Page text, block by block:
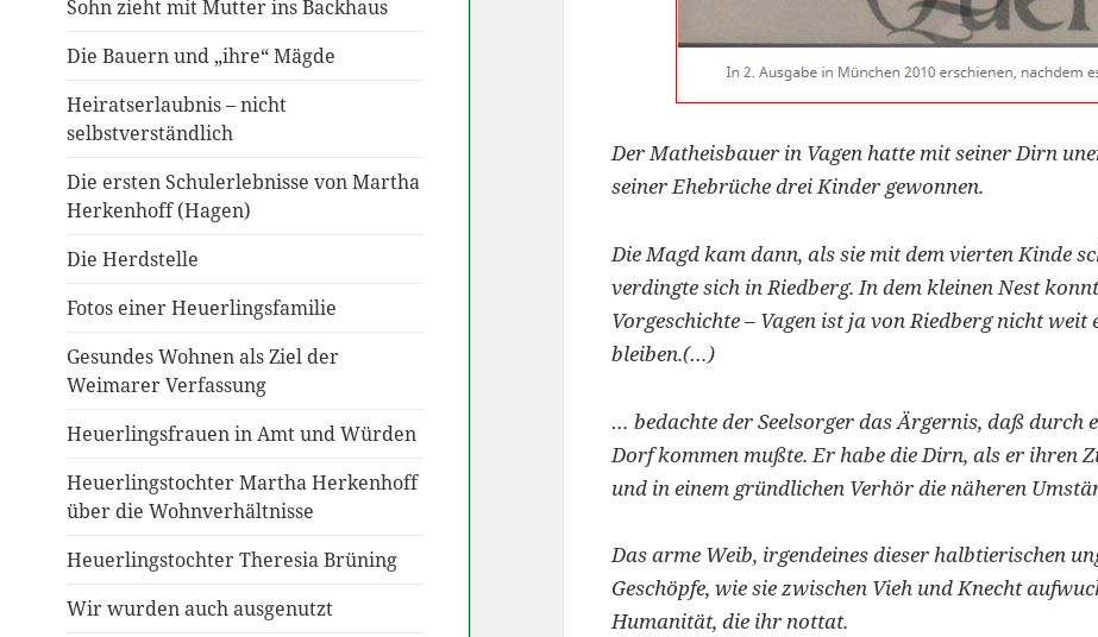
Sohn zieht mit Mutter ins Backhaus
Die Bauern und „ihre“ Mägde
Heiratserlaubnis – nicht
selbstverständlich
Die ersten Schulerlebnisse von Martha
Herkenhoff (Hagen)
Die Herdstelle
Fotos einer Heuerlingsfamilie
Gesundes Wohnen als Ziel der
Weimarer Verfassung
Heuerlingsfrauen in Amt und Würden
Heuerlingstochter Martha Herkenhoff
über die Wohnverhältnisse
Heuerlingstochter Theresia Brüning
Wir wurden auch ausgenutzt
Der Matheisbauer in Vagen hatte mit seiner Dirn
seiner Ehebrüche drei Kinder gewonnen.
Die Magd kam dann, als sie mit dem vierten Kinde
verdingte sich in Riedberg. In dem kleinen Nest
Vorgeschichte – Vagen ist ja von Riedberg nicht
bleiben.(…)
… bedachte der Seelsorger das Ärgernis, daß durch
Dorf kommen mußte. Er habe die Dirn, als er ihren
und in einem gründlichen Verhör die näheren
Das arme Weib, irgendeines dieser halbtierischen
Geschöpfe, wie sie zwischen Vieh und Knecht
Humanität, die ihr nottat.